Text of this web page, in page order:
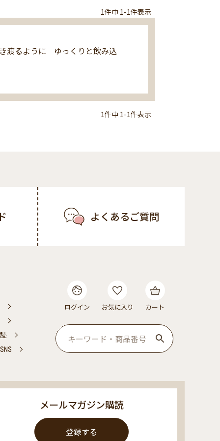
1件中 1-1件表示
渡るように　ゆっくりと飲み込
1件中 1-1件表示
よくあるご質問
ログイン お気に入り カート
メールマガジン購読
登録する